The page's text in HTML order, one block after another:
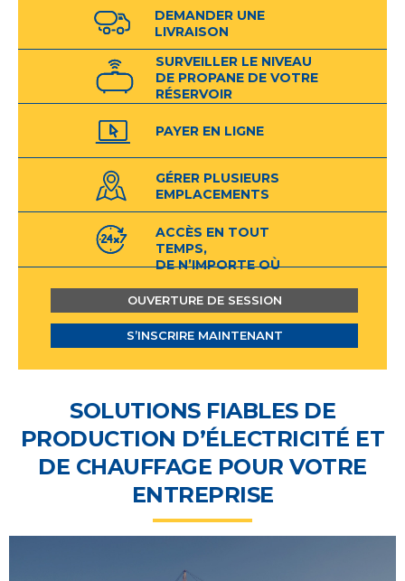
DEMANDER UNE
LIVRAISON
SURVEILLER LE NIVEAU
DE PROPANE DE VOTRE
RÉSERVOIR
PAYER EN LIGNE
GÉRER PLUSIEURS
EMPLACEMENTS
ACCÈS EN TOUT
TEMPS,
DE N’IMPORTE OÙ
OUVERTURE DE SESSION
S’INSCRIRE MAINTENANT
SOLUTIONS FIABLES DE
PRODUCTION D’ÉLECTRICITÉ ET
DE CHAUFFAGE POUR VOTRE
ENTREPRISE